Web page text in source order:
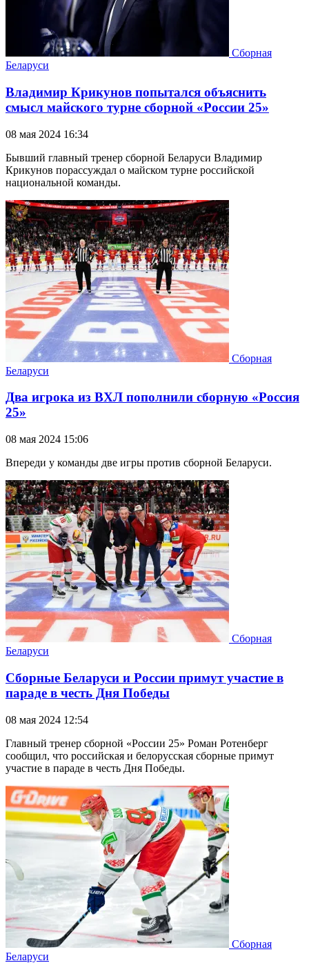
Сборная
Беларуси
Владимир Крикунов попытался объяснить
смысл майского турне сборной «России 25»
08 мая 2024 16:34
Бывший главный тренер сборной Беларуси Владимир
Крикунов порассуждал о майском турне российской
национальной команды.
Сборная
Беларуси
Два игрока из ВХЛ пополнили сборную «Россия
25»
08 мая 2024 15:06
Впереди у команды две игры против сборной Беларуси.
Сборная
Беларуси
Сборные Беларуси и России примут участие в
параде в честь Дня Победы
08 мая 2024 12:54
Главный тренер сборной «России 25» Роман Ротенберг
сообщил, что российская и белорусская сборные примут
участие в параде в честь Дня Победы.
Сборная
Беларуси